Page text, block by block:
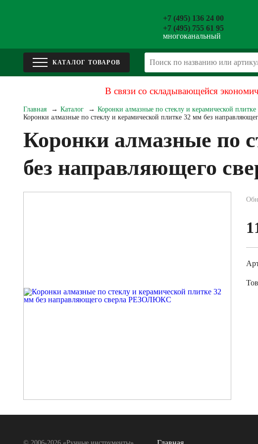
+7 (495) 136 24 00
+7 (495) 755 61 95
многоканальный
В связи со складывающейся
Главная Каталог Коронки алмазные по стеклу и керамической плитке
Коронки алмазные по стеклу и керамической плитке 32 мм без
Коронки алмазные по
без направляющего